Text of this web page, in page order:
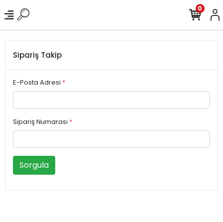
0
Sipariş Takip
E-Posta Adresi *
Sipariş Numarası *
Sorgula